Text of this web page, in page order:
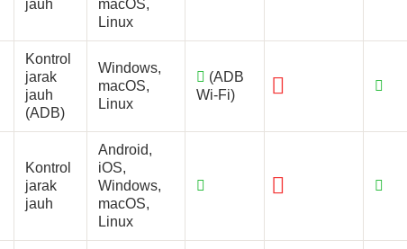
jauh
macOS,
Linux
Kontrol
jarak
jauh
(ADB)
Windows,
macOS,
Linux
(ADB
Wi-Fi)
Kontrol
jarak
jauh
Android,
iOS,
Windows,
macOS,
Linux